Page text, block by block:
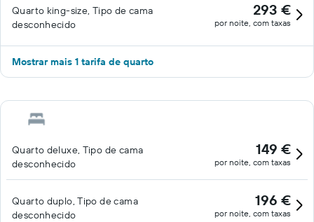
Quarto king-size, Tipo de cama
desconhecido
293 €
por noite, com taxas
Mostrar mais 1 tarifa de quarto
Quarto deluxe, Tipo de cama
desconhecido
149 €
por noite, com taxas
Quarto duplo, Tipo de cama
desconhecido
196 €
por noite, com taxas